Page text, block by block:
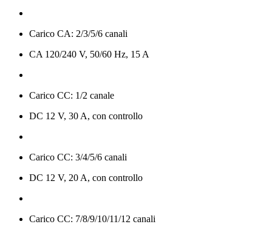
Carico CA: 2/3/5/6 canali
CA 120/240 V, 50/60 Hz, 15 A
Carico CC: 1/2 canale
DC 12 V, 30 A, con controllo
Carico CC: 3/4/5/6 canali
DC 12 V, 20 A, con controllo
Carico CC: 7/8/9/10/11/12 canali